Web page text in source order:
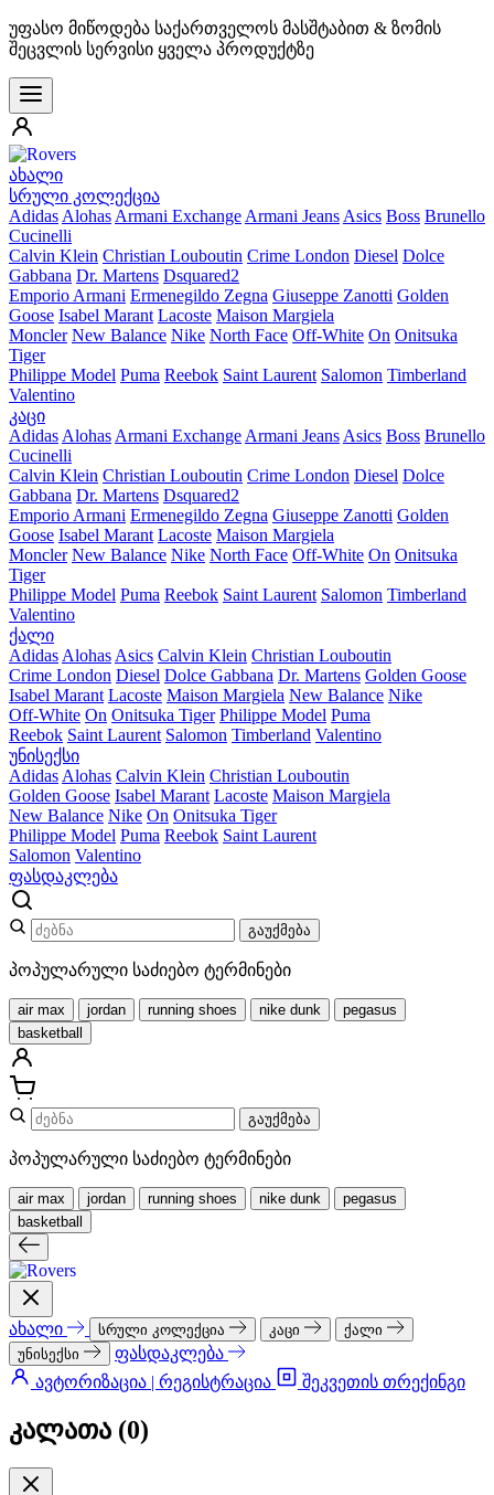
უფასო მიწოდება საქართველოს მასშტაბით & ზომის
შეცვლის სერვისი ყველა პროდუქტზე
ახალი
სრული კოლექცია
Adidas Alohas Armani Exchange Armani Jeans Asics Boss Brunello
Cucinelli
Calvin Klein Christian Louboutin Crime London Diesel Dolce
Gabbana Dr. Martens Dsquared2
Emporio Armani Ermenegildo Zegna Giuseppe Zanotti Golden
Goose Isabel Marant Lacoste Maison Margiela
Moncler New Balance Nike North Face Off-White On Onitsuka
Tiger
Philippe Model Puma Reebok Saint Laurent Salomon Timberland
Valentino
კაცი
Adidas Alohas Armani Exchange Armani Jeans Asics Boss Brunello
Cucinelli
Calvin Klein Christian Louboutin Crime London Diesel Dolce
Gabbana Dr. Martens Dsquared2
Emporio Armani Ermenegildo Zegna Giuseppe Zanotti Golden
Goose Isabel Marant Lacoste Maison Margiela
Moncler New Balance Nike North Face Off-White On Onitsuka
Tiger
Philippe Model Puma Reebok Saint Laurent Salomon Timberland
Valentino
ქალი
Adidas Alohas Asics Calvin Klein Christian Louboutin
Crime London Diesel Dolce Gabbana Dr. Martens Golden Goose
Isabel Marant Lacoste Maison Margiela New Balance Nike
Off-White On Onitsuka Tiger Philippe Model Puma
Reebok Saint Laurent Salomon Timberland Valentino
უნისექსი
Adidas Alohas Calvin Klein Christian Louboutin
Golden Goose Isabel Marant Lacoste Maison Margiela
New Balance Nike On Onitsuka Tiger
Philippe Model Puma Reebok Saint Laurent
Salomon Valentino
ფასდაკლება
გაუქმება
პოპულარული საძიებო ტერმინები
air max jordan running shoes nike dunk
pegasus
basketball
გაუქმება
პოპულარული საძიებო ტერმინები
air max jordan running shoes nike dunk
pegasus
basketball
ახალი სრული კოლექცია კაცი
ქალი
უნისექსი
ფასდაკლება
ავტორიზაცია | რეგისტრაცია
შეკვეთის თრექინგი
კალათა (0)